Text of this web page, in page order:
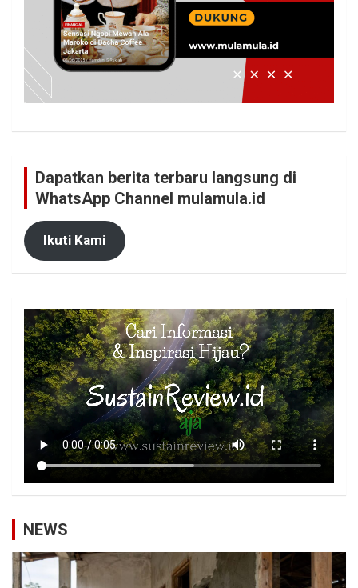
Dapatkan berita terbaru langsung di
WhatsApp Channel mulamula.id
Ikuti Kami
NEWS